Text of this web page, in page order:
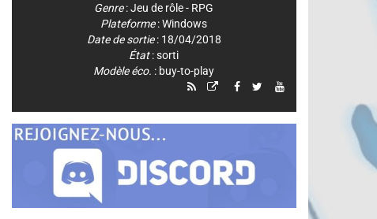
Genre:Jeu de rôle - RPG
Plateforme:Windows
Date de sortie: 18/04/2018
État: sorti
Modèle éco. : buy-to-play